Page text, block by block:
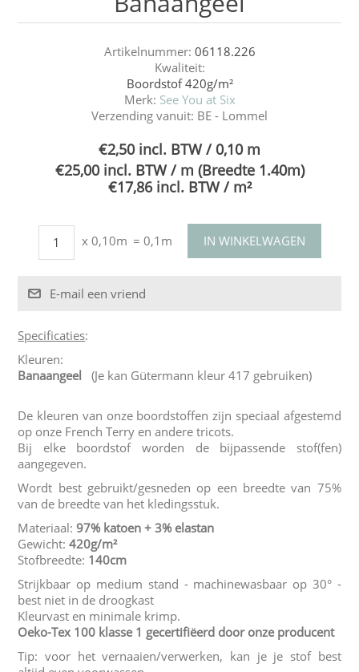
Artikelnummer: 06118.226
Kwaliteit:
Boordstof 420g/m²
Merk: See You at Six
Verzending vanuit: BE - Lommel
€2,50 incl. BTW / 0,10 m
€25,00 incl. BTW / m (Breedte 1.40m)
€17,86 incl. BTW / m²
x 0,10m = 0,1m
Specificaties:
Kleuren:
Banaangeel
(Je kan Gütermann kleur 417 gebruiken)
De kleuren van onze boordstoffen zijn speciaal afgestemd
op onze French Terry en andere tricots.
Bij elke boordstof worden de bijpassende stof(fen)
aangegeven.
Wordt best gebruikt/gesneden op een breedte van 75%
van de breedte van het kledingsstuk.
Materiaal:97% katoen + 3% elastan
Gewicht:420g/m²
Stofbreedte: 140cm
Strijkbaar op medium stand - machinewasbaar op 30° -
best niet in de droogkast
Kleurvast en minimale krimp.
Oeko-Tex 100 klasse 1 gecertifiëerd door onze producent
Tip: voor het vernaaien/verwerken, kan je je stof best